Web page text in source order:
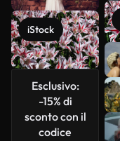
iStock
Esclusivo:
-15% di
sconto con il
codice